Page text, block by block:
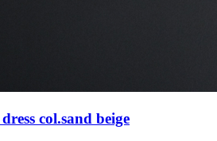
col.sand beige